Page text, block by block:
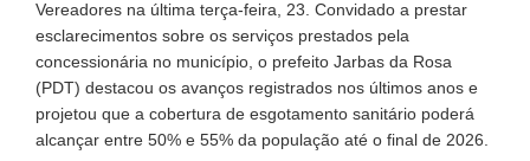
Vereadores na última terça-feira, 23. Convidado a prestar
esclarecimentos sobre os serviços prestados pela
concessionária no município, o prefeito Jarbas da Rosa
(PDT) destacou os avanços registrados nos últimos anos e
projetou que a cobertura de esgotamento sanitário poderá
alcançar entre 50% e 55% da população até o final de 2026.